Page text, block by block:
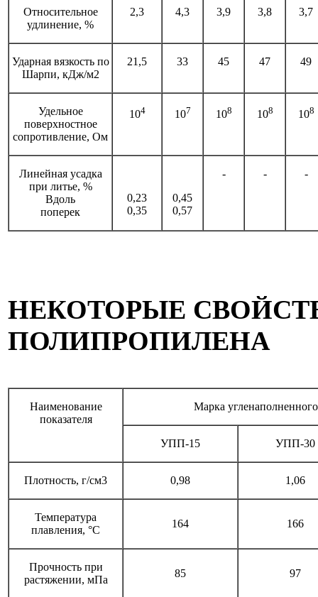
Относительное
удлинение, %
2,3 4,3 3,9 3,8 3,7
Ударная вязкость по
Шарпи, кДж/м2
21,5 33 45 47 49
Удельное
поверхностное
сопротивление, Ом
104 107 108 108 108
Линейная усадка
при литье, %
Вдоль
поперек
0,23
0,35
0,45
0,57
- - -
НЕКОТОРЫЕ
ПОЛИПРОПИЛЕНА
Наименование
показателя
Марка
УПП-15 УПП-30
Плотность, г/см3 0,98 1,06
Температура
плавления, °С
164 166
Прочность при
растяжении, мПа
85 97